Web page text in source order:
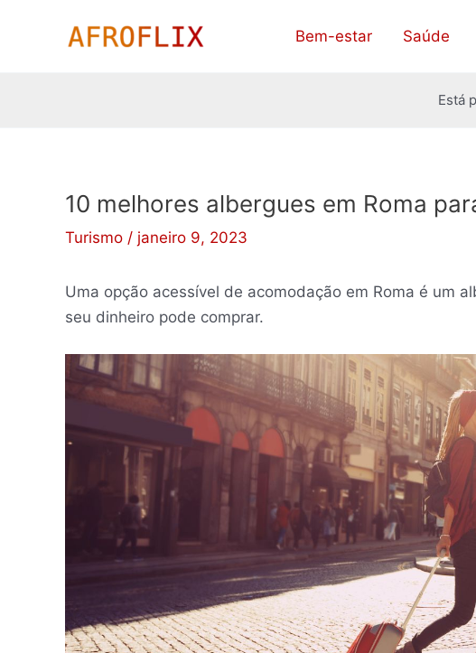
Bem-estar Saúde
Está
10 melhores albergues em Roma
Turismo / janeiro 9, 2023
Uma opção acessível de acomodação em Roma é um
seu dinheiro pode comprar.